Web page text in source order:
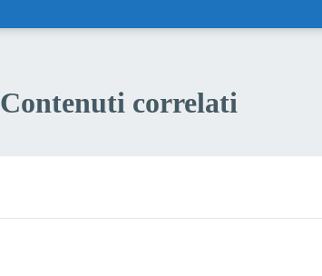
Contenuti correlati